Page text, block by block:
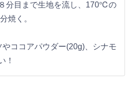
分目まで生地を流し、170℃の
焼く。
ココアパウダー(20g)、シナモ
！